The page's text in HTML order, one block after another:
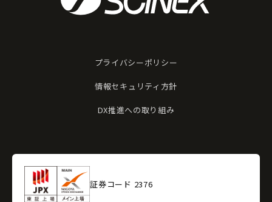
プライバシーポリシー
情報セキュリティ方針
DX推進への取り組み
証券コード 2376